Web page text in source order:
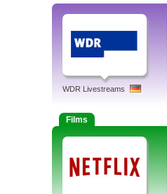
WDR Livestreams
Films